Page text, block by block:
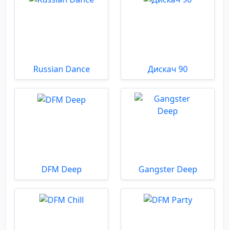
Russian Dance Дискач 90
DFM Deep Gangster Deep